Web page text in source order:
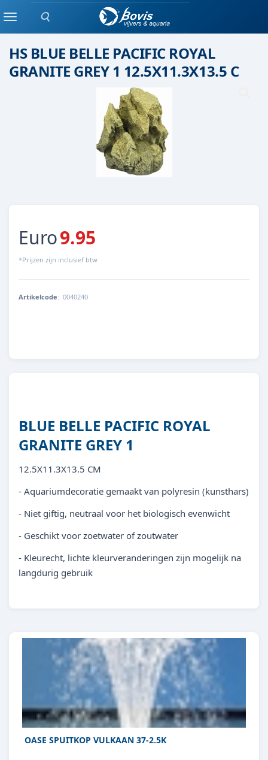
Zoeken
MenuKeramiek/ kunststof
HS BLUE BELLE PACIFIC ROYAL
GRANITE GREY 1 12.5X11.3X13.5 C
Euro9.95
*Prijzen zijn inclusief btw
Artikelcode: 0040240
BLUE BELLE PACIFIC ROYAL
GRANITE GREY 1
12.5X11.3X13.5 CM
- Aquariumdecoratie gemaakt van polyresin (kunsthars)
- Niet giftig, neutraal voor het biologisch evenwicht
- Geschikt voor zoetwater of zoutwater
- Kleurecht, lichte kleurveranderingen zijn mogelijk na
langdurig gebruik
OASE SPUITKOP VULKAAN 37-2.5K